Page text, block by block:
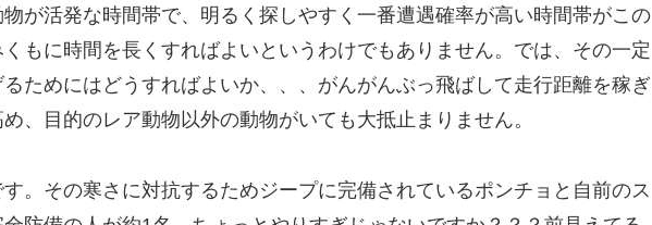
物が活発な時間帯で、明るく探しやすく一番遭遇確率が高い時間帯がこの
もに時間を長くすればよいというわけでもありません。では、その一定
ためにはどうすればよいか、、、 がんがんぶっ飛ばして走行距離を稼ぎ
、目的のレア動物以外の動物がいても大抵止まりません。
。その寒さに対抗するためジープに完備されているポンチョと自前のス